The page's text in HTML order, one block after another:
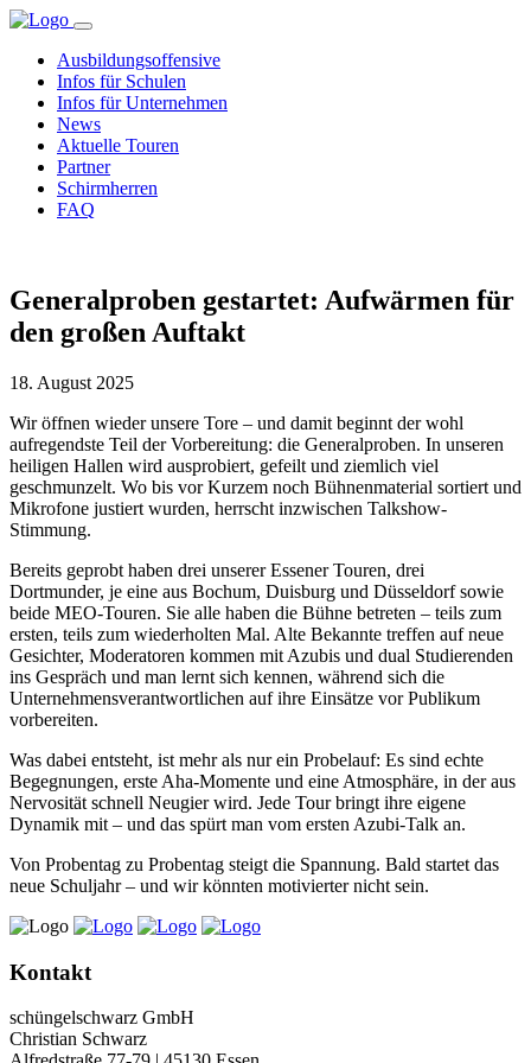
Ausbildungsoffensive
Infos für Schulen
Infos für Unternehmen
News
Aktuelle Touren
Partner
Schirmherren
FAQ
Generalproben gestartet: Aufwärmen für
den großen Auftakt
18. August 2025
Wir öffnen wieder unsere Tore – und damit beginnt der wohl
aufregendste Teil der Vorbereitung: die Generalproben. In unseren
heiligen Hallen wird ausprobiert, gefeilt und ziemlich viel
geschmunzelt. Wo bis vor Kurzem noch Bühnenmaterial sortiert und
Mikrofone justiert wurden, herrscht inzwischen Talkshow-
Stimmung.
Bereits geprobt haben drei unserer Essener Touren, drei
Dortmunder, je eine aus Bochum, Duisburg und Düsseldorf sowie
beide MEO-Touren. Sie alle haben die Bühne betreten – teils zum
ersten, teils zum wiederholten Mal. Alte Bekannte treffen auf neue
Gesichter, Moderatoren kommen mit Azubis und dual Studierenden
ins Gespräch und man lernt sich kennen, während sich die
Unternehmensverantwortlichen auf ihre Einsätze vor Publikum
vorbereiten.
Was dabei entsteht, ist mehr als nur ein Probelauf: Es sind echte
Begegnungen, erste Aha-Momente und eine Atmosphäre, in der aus
Nervosität schnell Neugier wird. Jede Tour bringt ihre eigene
Dynamik mit – und das spürt man vom ersten Azubi-Talk an.
Von Probentag zu Probentag steigt die Spannung. Bald startet das
neue Schuljahr – und wir könnten motivierter nicht sein.
Kontakt
schüngelschwarz GmbH
Christian Schwarz